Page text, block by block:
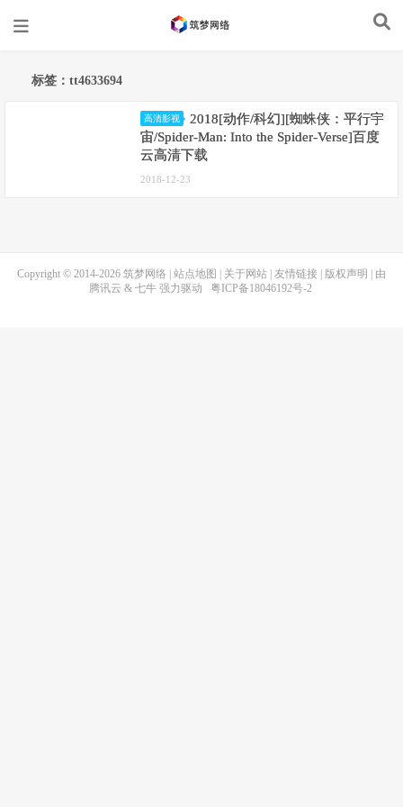
标签：tt4633694
高清影视
2018[动作/科幻][蜘蛛侠：平行宇
宙/Spider-Man: Into the Spider-Verse]百度
云高清下载
2018-12-23
Copyright © 2014-2026 筑梦网络 站点地图 关于网站 友情链接 版权声明
| 由
腾讯云 & 七牛强力驱动 粤ICP备18046192号-2